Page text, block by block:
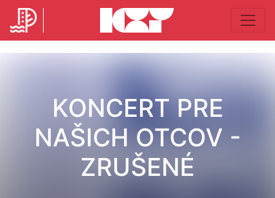
KONCERT PRE
NAŠICH OTCOV -
ZRUŠENÉ